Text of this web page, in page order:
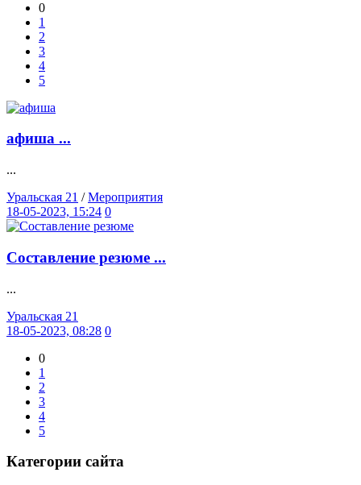
0
1
2
3
4
5
афиша ...
...
Уральская 21 /Мероприятия
18-05-2023, 15:24 0
Составление резюме ...
...
Уральская 21
18-05-2023, 08:28 0
0
1
2
3
4
5
Категории сайта